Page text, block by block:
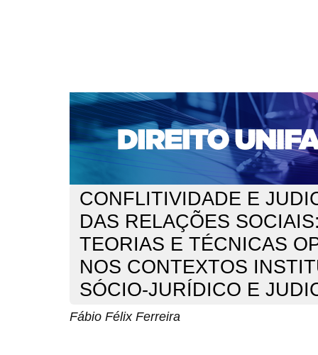
CAPA SOBRE ACESSO CADASTRO
NOTÍCIAS
EDIÇÕES DE Nº 1 A 100 WEBMAIL
Capa>n. 270 (2022) > Ferreira
CONFLITIVIDADE E
DAS RELAÇÕES
TEORIAS E TÉCNICAS
NOS CONTEXTOS
SÓCIO-JURÍDICO E
Fábio Félix Ferreira